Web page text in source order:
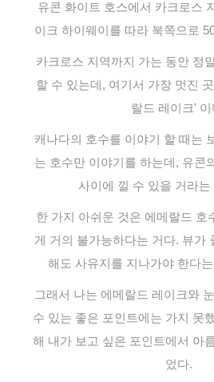
유콘 화이트 호스에서 카크로스
이크 하이웨이를 따라 북쪽으로
카크로스 지역까지 가는 동안 정
할 수 있는데, 여기서 가장 멋진
랄드 레이크' 이
캐나다의 호수를 이야기 할 때는
는 호수만 이야기를 하는데, 유콘
사이에 낄 수 있을 거라는
한 가지 아쉬운 것은 에메랄드 호
게 거의 불가능하다는 거다. 뷰가
해도 사유지를 지나가야 한다
그래서 나는 에메랄드 레이크와
수 있는 좋은 포인트에는 가지 못
해 내가 보고 싶은 포인트에서 아
었다.